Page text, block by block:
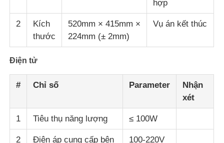
hợp
2
Kích
thước
520mm × 415mm ×
224mm (± 2mm)
Vụ án kết thúc
Điện tử
# Chỉ số Parameter
Nhận
xét
1 Tiêu thụ năng lượng ≤ 100W
2 Điện áp cung cấp bên 100-220V